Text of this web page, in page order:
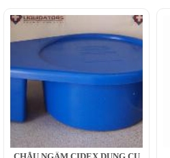
CHẬU NGÂM CIDEX DỤNG CỤ